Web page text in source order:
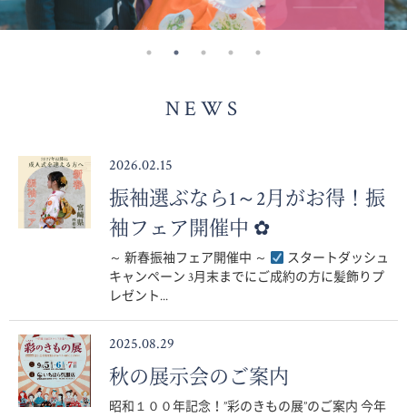
NEWS
2026.02.15
振袖選ぶなら1～2月がお得！振
袖フェア開催中 ✿
～ 新春振袖フェア開催中 ～
スタートダッシュ
キャンペーン 3月末までにご成約の方に髪飾りプ
レゼント...
2025.08.29
秋の展示会のご案内
昭和１００年記念！”彩のきもの展”のご案内 今年